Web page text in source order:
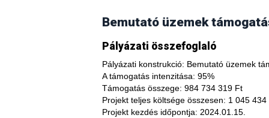
Bemutató üzemek
Pályázati összefoglaló
Pályázati konstrukció: Bemutató üzemek
A támogatás intenzitása: 95%
Támogatás összege: 984 734 319 Ft
Projekt teljes költsége összesen: 1 045 434
Projekt kezdés időpontja: 2024.01.15.